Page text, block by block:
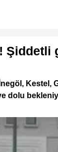
Şiddetli
Kestel,